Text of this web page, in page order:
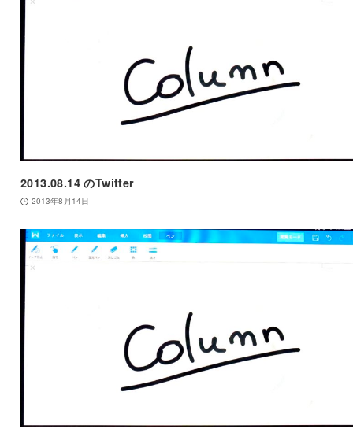
2013.08.14 のTwitter
2013年8月14日